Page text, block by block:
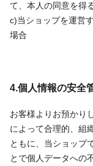
て、本人の同意を得
c)当ショップを運営
場合
4.個人情報の安全
お客様よりお預かり
によって合理的、組
ともに、当ショップ
とで個人データへの